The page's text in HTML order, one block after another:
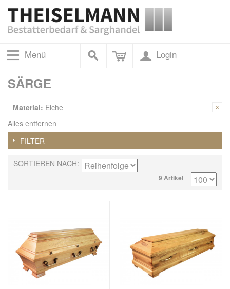
Menü Login
SÄRGE
Material: Eiche
Alles entfernen
FILTER
SORTIEREN NACH
9 Artikel